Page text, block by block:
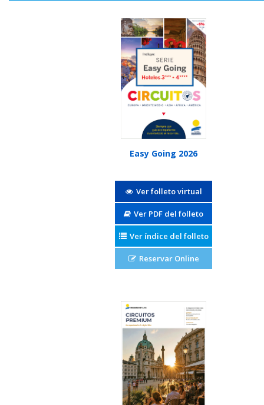
Easy Going 2026
Ver folleto virtual
Ver PDF del folleto
Ver índice del folleto
Reservar Online